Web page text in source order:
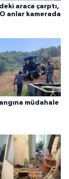
araca çarptı,
anlar kamerada
müdahale